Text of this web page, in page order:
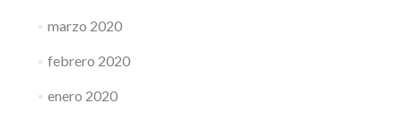
marzo 2020
febrero 2020
enero 2020